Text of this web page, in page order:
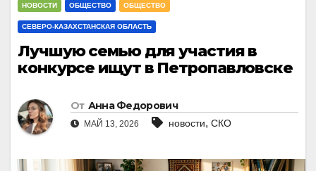
НОВОСТИ ОБЩЕСТВО ОБЩЕСТВО
СЕВЕРО-КАЗАХСТАНСКАЯ ОБЛАСТЬ
Лучшую семью для участия в
конкурсе ищут в Петропавловске
От Анна Федорович
МАЙ 13, 2026 новости, СКО